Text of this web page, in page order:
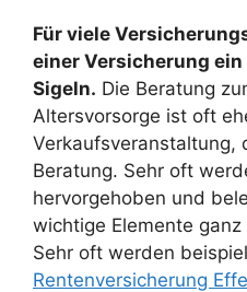
Für viele
einer Versicherung
Sigeln. Die Beratung
Altersvorsorge ist oft
Verkaufsveranstaltung,
Beratung. Sehr oft
hervorgehoben und
wichtige Elemente
Sehr oft werden
Rentenversicherung